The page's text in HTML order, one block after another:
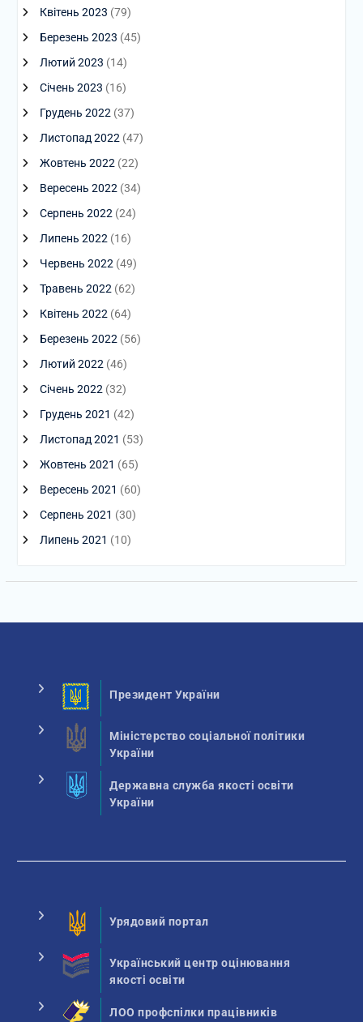
Квітень 2023 (79)
Березень 2023 (45)
Лютий 2023 (14)
Січень 2023 (16)
Грудень 2022 (37)
Листопад 2022 (47)
Жовтень 2022 (22)
Вересень 2022 (34)
Серпень 2022 (24)
Липень 2022 (16)
Червень 2022 (49)
Травень 2022 (62)
Квітень 2022 (64)
Березень 2022 (56)
Лютий 2022 (46)
Січень 2022 (32)
Грудень 2021 (42)
Листопад 2021 (53)
Жовтень 2021 (65)
Вересень 2021 (60)
Серпень 2021 (30)
Липень 2021 (10)
Президент України
Міністерство соціальної політики
України
Державна служба якості освіти
України
Урядовий портал
Український центр оцінювання
якості освіти
ЛОО профспілки працівників